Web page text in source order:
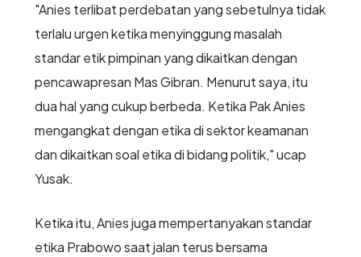
"Anies terlibat perdebatan yang sebetulnya tidak
terlalu urgen ketika menyinggung masalah
standar etik pimpinan yang dikaitkan dengan
pencawapresan Mas Gibran. Menurut saya, itu
dua hal yang cukup berbeda. Ketika Pak Anies
mengangkat dengan etika di sektor keamanan
dan dikaitkan soal etika di bidang politik," ucap
Yusak.
Ketika itu, Anies juga mempertanyakan standar
etika Prabowo saat jalan terus bersama